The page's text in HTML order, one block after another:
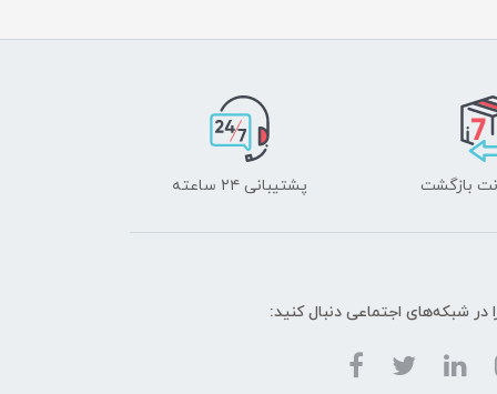
پشتیبانی ۲۴ ساعته
در شبکه‌های اجتماعی دنبال کنید: